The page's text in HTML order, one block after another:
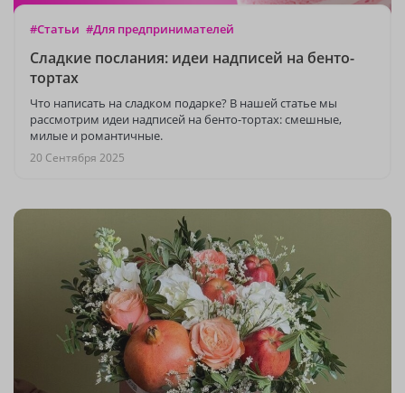
#Статьи #Для предпринимателей
Сладкие послания: идеи надписей на бенто-
тортах
Что написать на сладком подарке? В нашей статье мы
рассмотрим идеи надписей на бенто-тортах: смешные,
милые и романтичные.
20 Сентября 2025